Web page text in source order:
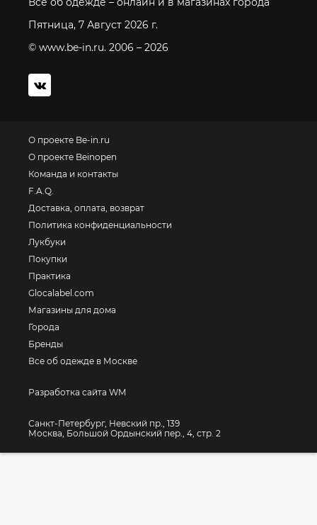
Пятница, 7 Август 2026 г.
© www.be-in.ru. 2006 – 2026
О проекте Be-in.ru
О проекте Beinopen
Команда и контакты
F.A.Q.
Доставка, оплата, возврат
Политика конфиденциальности
Лукбуки
Покупки
Практика
Glocalabel.com
Магазины для дома
Города
Бренды
Все об одежде в Москве
Разработка сайта WM
Санкт-Петербург, Невский пр., 139
Москва, Большой Ордынский пер., 4, стр. 2